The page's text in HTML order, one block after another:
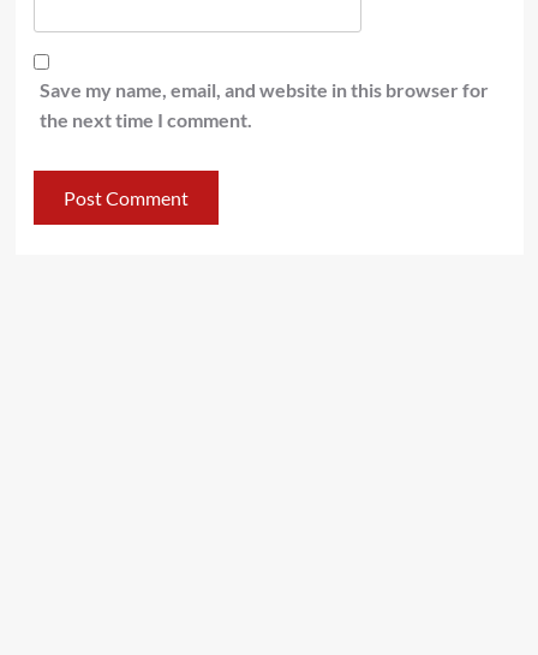
Save my name, email, and website in this browser for
the next time I comment.